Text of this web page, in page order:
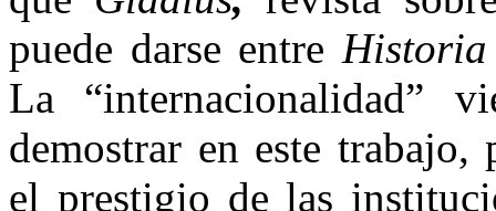
puede darse entre
La “internacionalidad”
demostrar en este
el prestigio de las